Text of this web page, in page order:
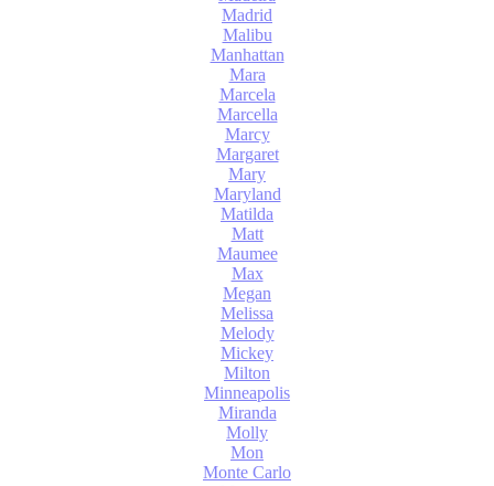
Madrid
Malibu
Manhattan
Mara
Marcela
Marcella
Marcy
Margaret
Mary
Maryland
Matilda
Matt
Maumee
Max
Megan
Melissa
Melody
Mickey
Milton
Minneapolis
Miranda
Molly
Mon
Monte Carlo